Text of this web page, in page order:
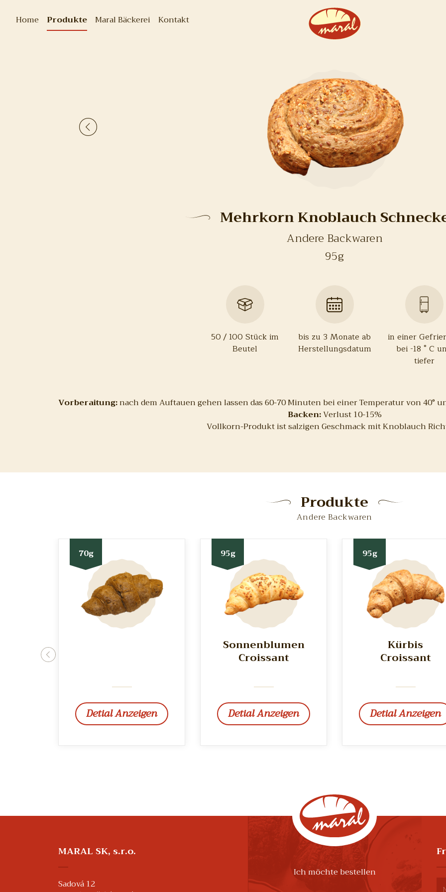
Home Produkte Maral Bäckerei Kontakt
Mehrkorn Knoblauch
Andere Backwaren
95g
50 / 100 Stück im
Beutel
bis zu 3 Monate ab
Herstellungsdatum
in einer
bei -18 ° C
tiefer
Vorberaitung:nach dem Auftauen gehen lassen das 60-70 Minuten bei einer Temperatur von 40°
Backen:Verlust 10-15%
Vollkorn-Produkt ist salzigen Geschmack mit Knoblauch
Produkte
Andere Backwaren
70g
Detial Anzeigen
95g
Sonnenblumen
Croissant
Detial Anzeigen
95g
Kürbis
Croissant
Detial Anzeigen
MARAL SK, s.r.o.
Sadová 12
Ich möchte bestellen